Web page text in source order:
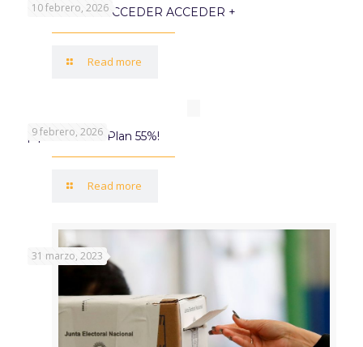
10 febrero, 2026
PROGRAMA ACCEDER ACCEDER +
Read more
9 febrero, 2026
¡Aprovechá el Plan 55%!
Read more
31 marzo, 2023